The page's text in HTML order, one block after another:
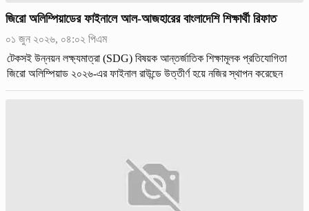
জিরো অলিম্পিয়াডের ফাইনালে আল-আজহারের বাংলাদেশি শিক্ষার্থী রিফাত
০১ জুন ২০২৬, ০৪:০২ পিএম
টেকসই উন্নয়ন লক্ষ্যমাত্রা (SDG) বিষয়ক আন্তর্জাতিক শিক্ষামূলক প্রতিযোগিতা
জিরো অলিম্পিয়াড ২০২৬-এর ফাইনাল রাউন্ডে উত্তীর্ণ হয়ে নজির স্থাপন করেছেন
বাংলাদেশি শিক্ষার্থী আমজাদ হোসেন রিফাত।